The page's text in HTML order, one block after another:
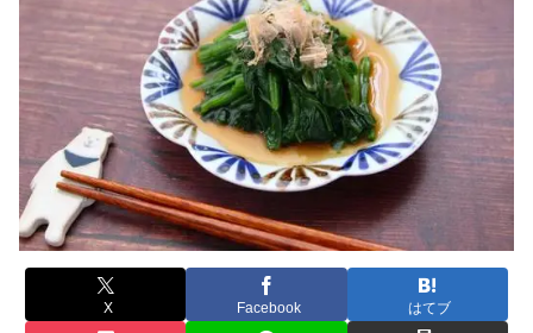
X Facebook はてブ